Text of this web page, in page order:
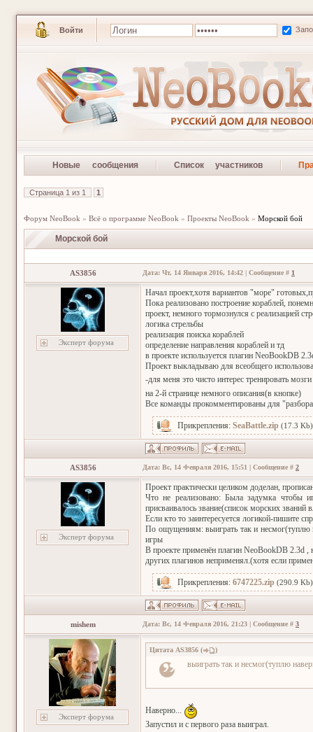
Войти
Новые сообщения Список участников
Страница 1 из 1 1
Форум NeoBook » Всё о программе NeoBook » Проекты NeoBook » Морской бой
Морской бой
AS3856 Дата: Чт, 14 Января 2016, 14:42 | Сообщение # 1
Эксперт форума
Начал проект,хотя вариантов "море"
Пока реализовано построение кораблей,
проект, немного тормознулся с реализацией
логика стрельбы
реализация поиска кораблей
определение направления кораблей и тд
в проекте используется плагин NeoBookDB
Проект выкладываю для всеобщего
-для меня это чисто интерес тренировать мозги
на 2-й странице немного описания(в кнопке)
Все команды прокомментированы для
Прикрепления: SeaBattle.zip (17.3 Kb)
AS3856 Дата: Вс, 14 Февраля 2016, 15:51 | Сообщение # 2
Эксперт форума
Проект практически целиком доделан,
Что не реализовано: Была задумка чтобы
присваивалось звание(список морских званий
Если кто то заинтересуется логикой-пишите
По ощущениям: выиграть так и несмог(туплю
игры
В проекте применён плагин NeoBookDB 2.3d ,
других плагинов неприменял.(хотя если
Прикрепления: 6747225.zip (290.9 Kb)
mishem Дата: Вс, 14 Февраля 2016, 21:23 | Сообщение # 3
Эксперт форума
Цитата AS3856 ( )
выиграть так и несмог(туплю
Наверно...
Запустил и с первого раза выиграл.